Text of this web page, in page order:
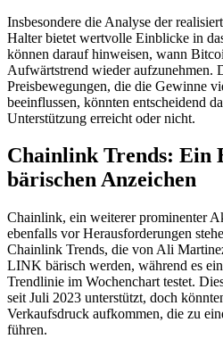
Insbesondere die Analyse der
Halter bietet wertvolle Einblicke in
können darauf hinweisen, wann
Aufwärtstrend wieder aufzunehmen.
Preisbewegungen, die die Gewinne
beeinflussen, könnten entscheidend
Unterstützung erreicht oder nicht.
Chainlink Trends: Ein
bärischen Anzeichen
Chainlink, ein weiterer prominenter
ebenfalls vor Herausforderungen
Chainlink Trends, die von Ali
LINK bärisch werden, während es
Trendlinie im Wochenchart testet.
seit Juli 2023 unterstützt, doch
Verkaufsdruck aufkommen, die zu
führen.